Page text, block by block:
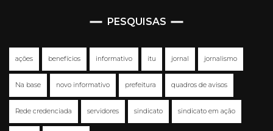
PESQUISAS
ações benefícios informativo itu jornal jornalismo
Na base novo informativo prefeitura quadros de avisos
Rede credenciada servidores sindicato sindicato em ação